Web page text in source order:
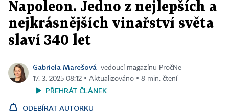
Napoleon. Jedno z nejlepších a
nejkrásnějších vinařství světa
slaví 340 let
Gabriela Marešová
vedoucí magazínu PročNe
17. 3. 2025 08:12 ▪ Aktualizováno ▪ 8 min. čtení
PŘEHRÁT ČLÁNEK
ODEBÍRAT AUTORKU